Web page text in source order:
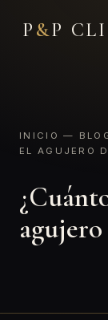
P &P
INICIO —
EL AGUJERO